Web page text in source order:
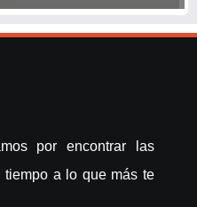
por encontrar las
a lo que más te